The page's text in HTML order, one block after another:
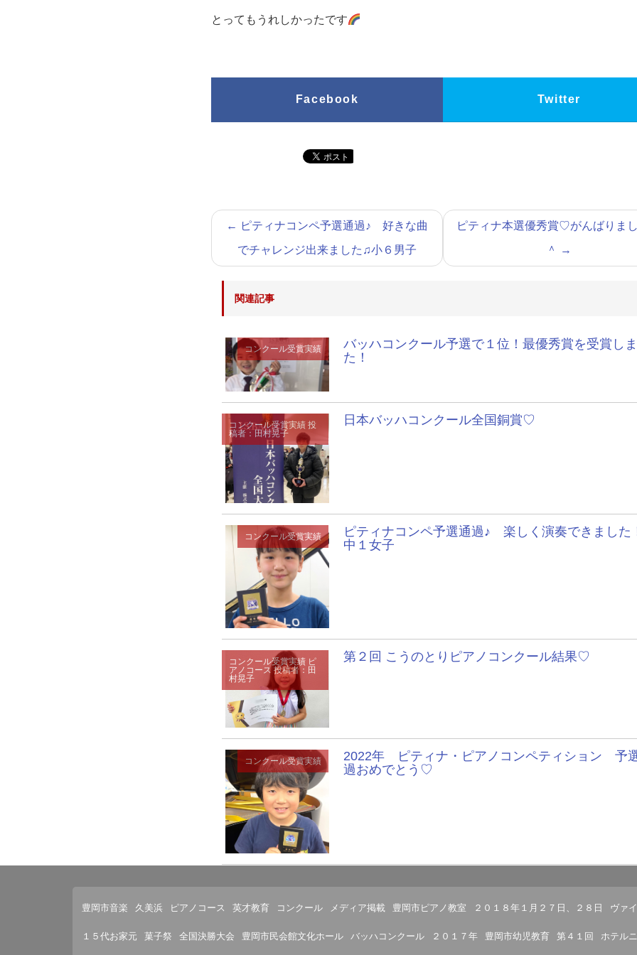
とってもうれしかったです
Facebook Twitter
← ピティナコンペ予選通過♪ 好きな曲
でチャレンジ出来ました♫小６男子
ピティナ本選優秀賞♡がんばりまし
＾
→
関連記事
コンクール受賞実績
バッハコンクール予選で１位！最優秀賞を受賞し
た！
コンクール受賞実績 投
稿者：田村晃子
日本バッハコンクール全国銅賞♡
コンクール受賞実績
ピティナコンペ予選通過♪ 楽しく演奏できました
中１女子
コンクール受賞実績 ピ
アノコース 投稿者：田
村晃子
第２回 こうのとりピアノコンクール結果♡
コンクール受賞実績
2022年 ピティナ・ピアノコンペティション 予
過おめでとう♡
豊岡市音楽 久美浜 ピアノコース 英才教育 コンクール メディア掲載 豊岡市ピアノ教室 ２０１８年１月２７日、２８日 ヴァ
１５代お家元 菓子祭 全国決勝大会 豊岡市民会館文化ホール バッハコンクール ２０１７年 豊岡市幼児教育 第４１回 ホテル